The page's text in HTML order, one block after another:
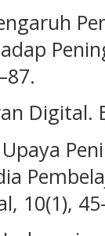
Digital.
10(1),